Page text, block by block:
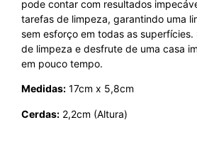
pode contar com resultados
tarefas de limpeza, garantindo uma
sem esforço em todas as superfícies.
de limpeza e desfrute de uma casa
em pouco tempo.
Medidas: 17cm x 5,8cm
Cerdas: 2,2cm (Altura)